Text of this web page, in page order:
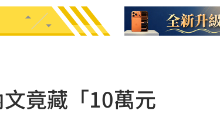
竟藏「10萬元